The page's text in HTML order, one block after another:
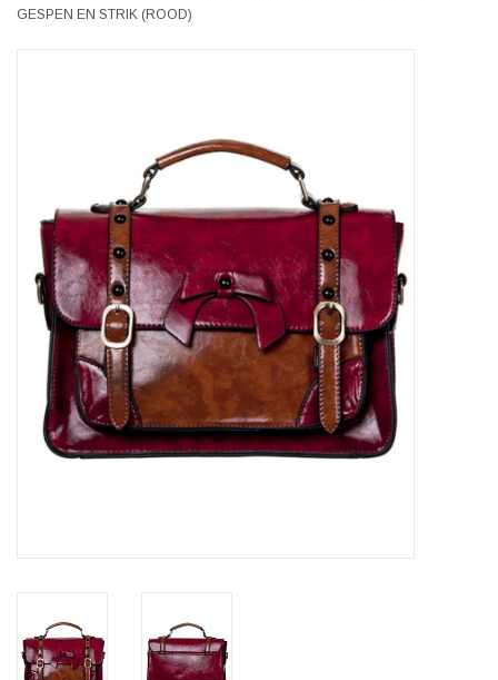
Retro Vintage
Veronese Design
Giftware & Lifestyle &
Collectables
Bezoek ons
Nieuw
GESPEN EN STRIK (ROOD)